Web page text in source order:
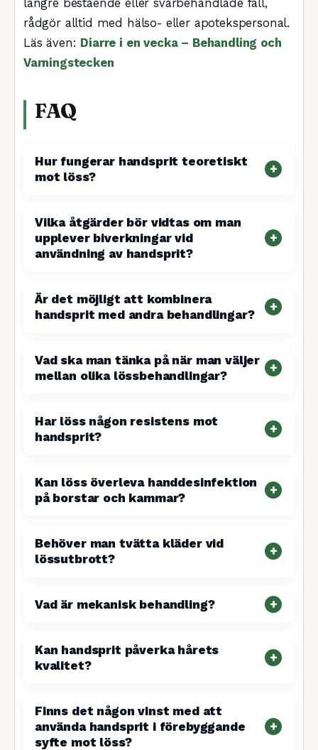
längre bestående eller svårbehandlade fall,
rådgör alltid med hälso- eller apotekspersonal.
Läs även: Diarre i en vecka – Behandling och
Varningstecken
FAQ
Hur fungerar handsprit teoretiskt
mot löss?
Vilka åtgärder bör vidtas om man
upplever biverkningar vid
användning av handsprit?
Är det möjligt att kombinera
handsprit med andra behandlingar?
Vad ska man tänka på när man väljer
mellan olika lössbehandlingar?
Har löss någon resistens mot
handsprit?
Kan löss överleva handdesinfektion
på borstar och kammar?
Behöver man tvätta kläder vid
lössutbrott?
Vad är mekanisk behandling?
Kan handsprit påverka hårets
kvalitet?
Finns det någon vinst med att
använda handsprit i förebyggande
syfte mot löss?